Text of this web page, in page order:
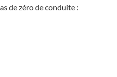
de zéro de conduite :